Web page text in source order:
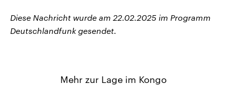
Diese Nachricht wurde am 22.02.2025 im Programm
Deutschlandfunk gesendet.
Mehr zur Lage im Kongo